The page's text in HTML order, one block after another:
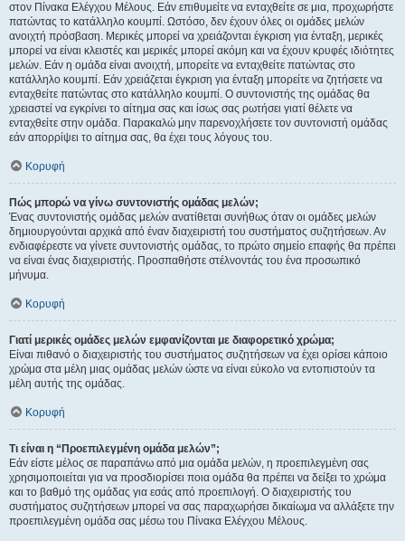
στον Πίνακα Ελέγχου Μέλους. Εάν επιθυμείτε να ενταχθείτε σε μια, προχωρήστε
πατώντας το κατάλληλο κουμπί. Ωστόσο, δεν έχουν όλες οι ομάδες μελών
ανοιχτή πρόσβαση. Μερικές μπορεί να χρειάζονται έγκριση για ένταξη, μερικές
μπορεί να είναι κλειστές και μερικές μπορεί ακόμη και να έχουν κρυφές ιδιότητες
μελών. Εάν η ομάδα είναι ανοιχτή, μπορείτε να ενταχθείτε πατώντας στο
κατάλληλο κουμπί. Εάν χρειάζεται έγκριση για ένταξη μπορείτε να ζητήσετε να
ενταχθείτε πατώντας στο κατάλληλο κουμπί. Ο συντονιστής της ομάδας θα
χρειαστεί να εγκρίνει το αίτημα σας και ίσως σας ρωτήσει γιατί θέλετε να
ενταχθείτε στην ομάδα. Παρακαλώ μην παρενοχλήσετε τον συντονιστή ομάδας
εάν απορρίψει το αίτημα σας, θα έχει τους λόγους του.
Κορυφή
Πώς μπορώ να γίνω συντονιστής ομάδας μελών;
Ένας συντονιστής ομάδας μελών ανατίθεται συνήθως όταν οι ομάδες μελών
δημιουργούνται αρχικά από έναν διαχειριστή του συστήματος συζητήσεων. Αν
ενδιαφέρεστε να γίνετε συντονιστής ομάδας, το πρώτο σημείο επαφής θα πρέπει
να είναι ένας διαχειριστής. Προσπαθήστε στέλνοντάς του ένα προσωπικό
μήνυμα.
Κορυφή
Γιατί μερικές ομάδες μελών εμφανίζονται με διαφορετικό χρώμα;
Είναι πιθανό ο διαχειριστής του συστήματος συζητήσεων να έχει ορίσει κάποιο
χρώμα στα μέλη μιας ομάδας μελών ώστε να είναι εύκολο να εντοπιστούν τα
μέλη αυτής της ομάδας.
Κορυφή
Τι είναι η “Προεπιλεγμένη ομάδα μελών”;
Εάν είστε μέλος σε παραπάνω από μια ομάδα μελών, η προεπιλεγμένη σας
χρησιμοποιείται για να προσδιορίσει ποια ομάδα θα πρέπει να δείξει το χρώμα
και το βαθμό της ομάδας για εσάς από προεπιλογή. Ο διαχειριστής του
συστήματος συζητήσεων μπορεί να σας παραχωρήσει δικαίωμα να αλλάξετε την
προεπιλεγμένη ομάδα σας μέσω του Πίνακα Ελέγχου Μέλους.